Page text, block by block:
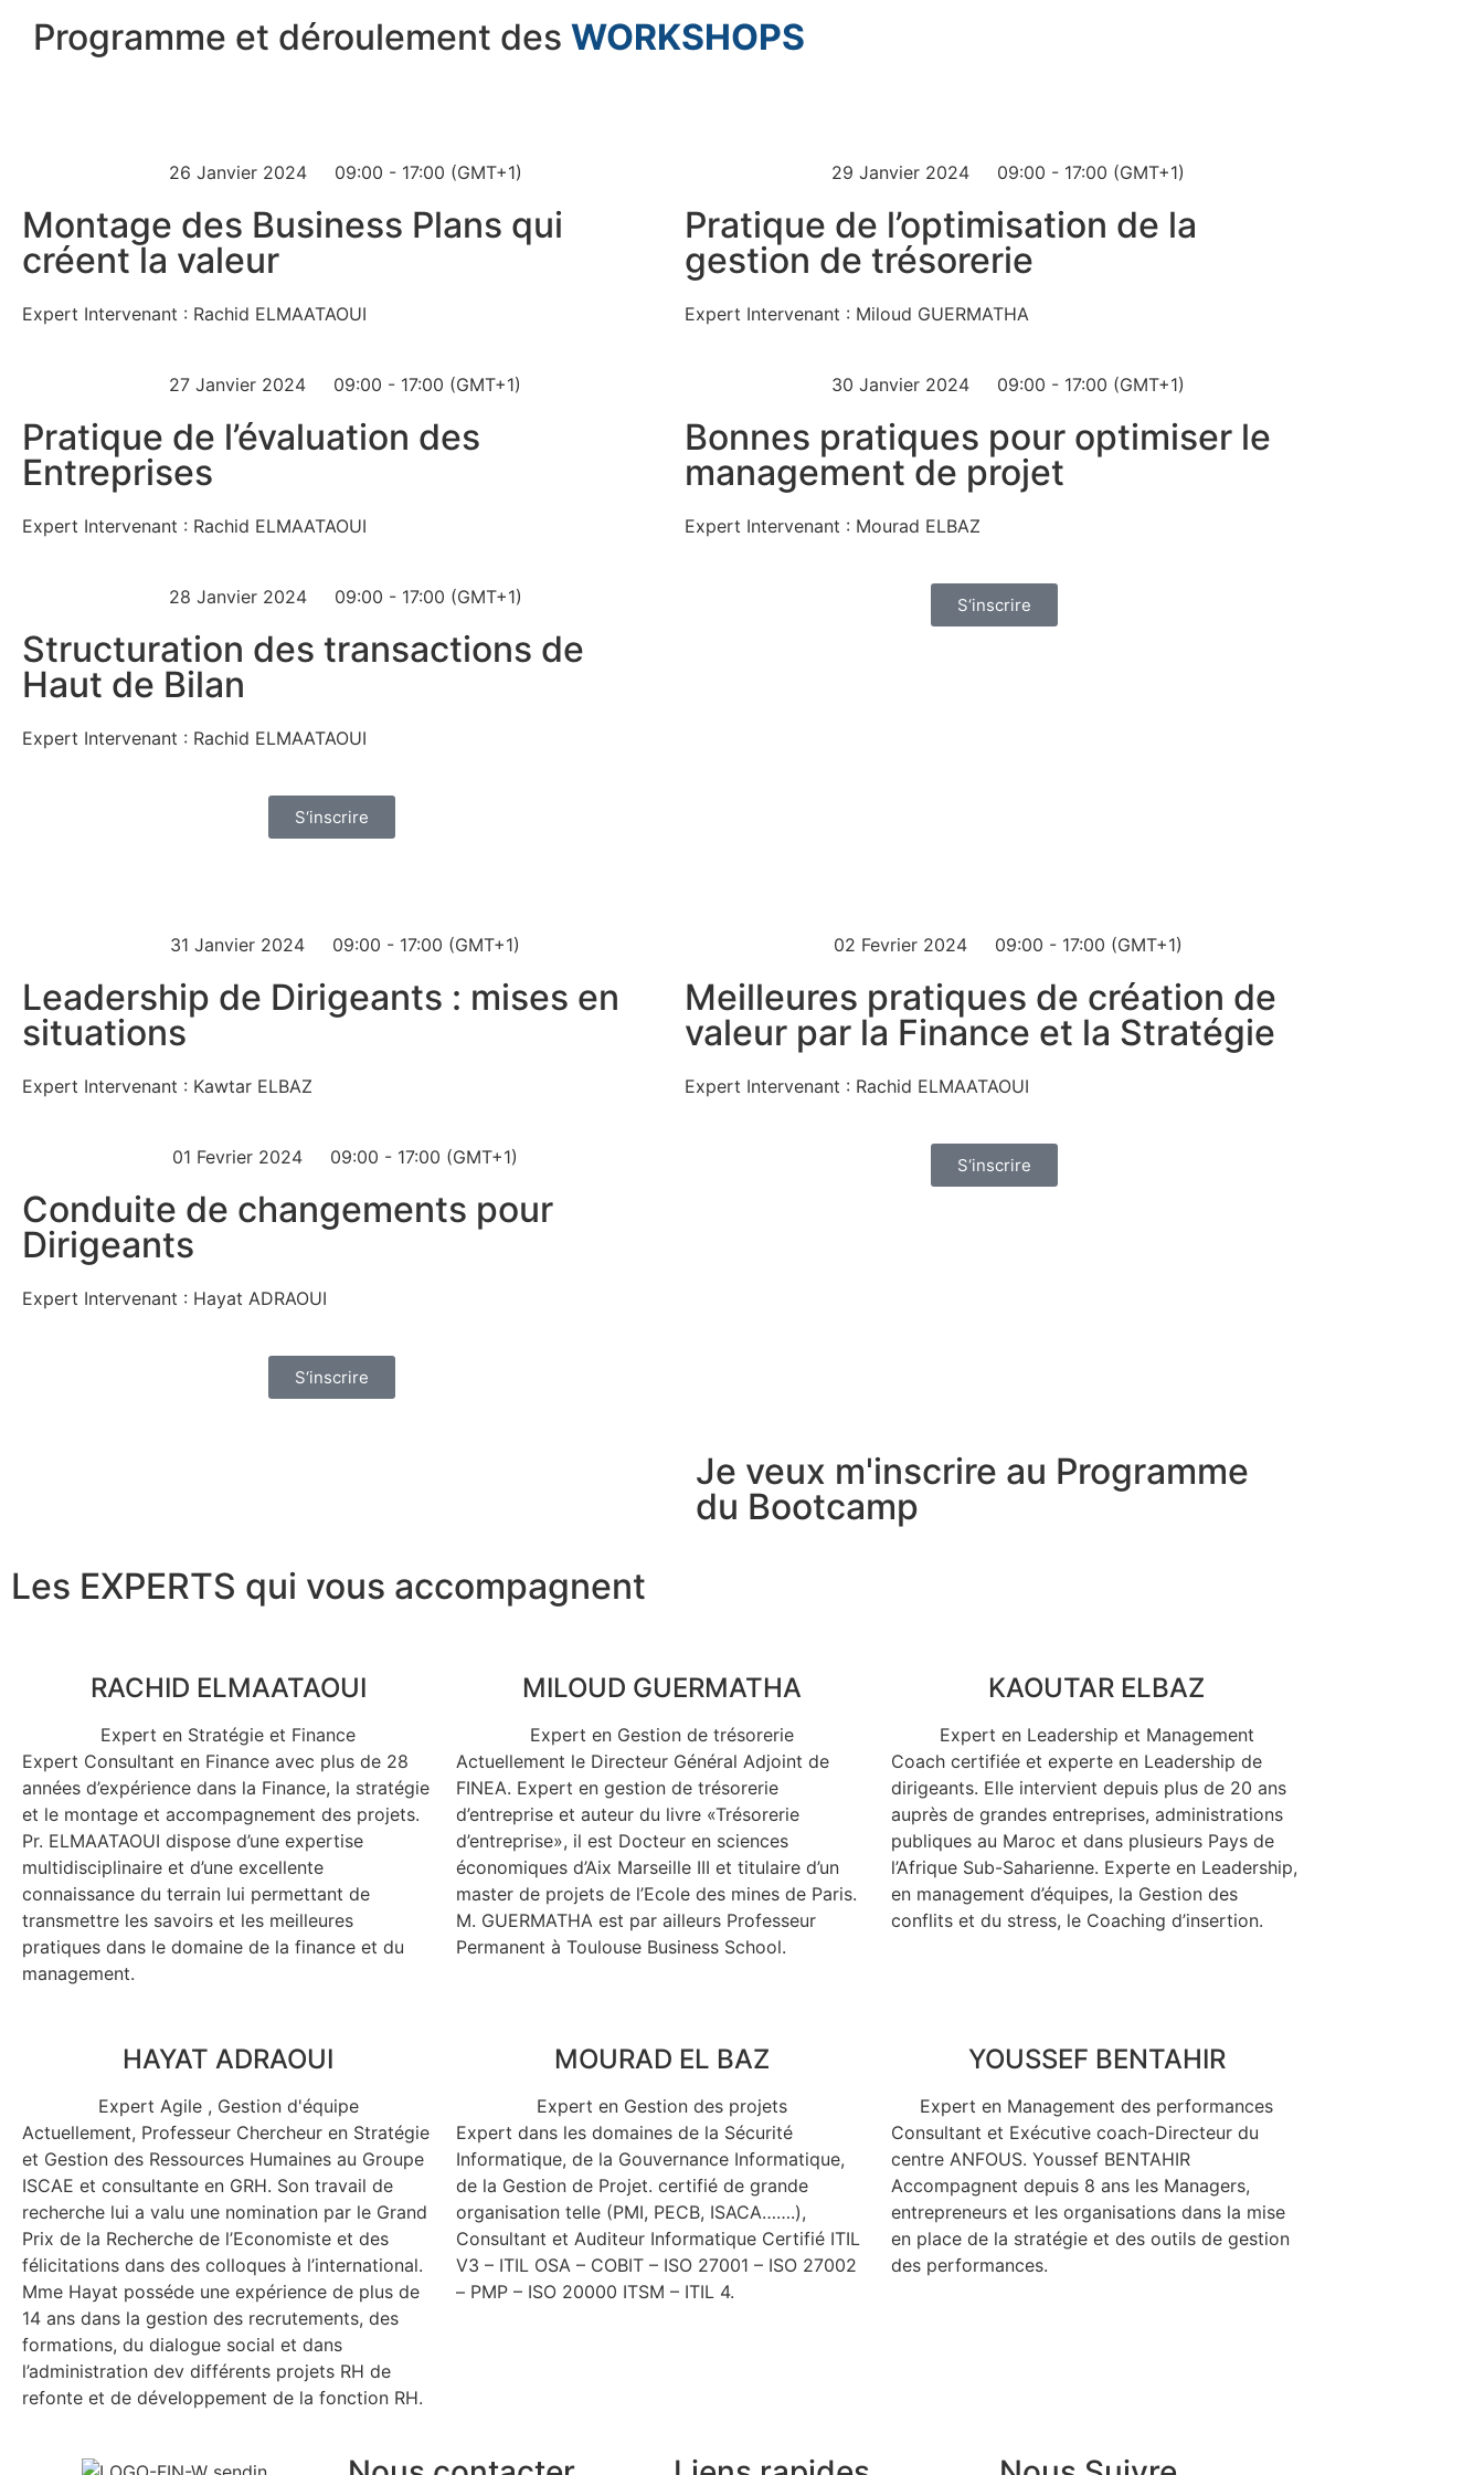
Programme et déroulement des WORKSHOPS
26 Janvier 2024 09:00 - 17:00 (GMT+1)
Montage des Business Plans qui
créent la valeur
Expert Intervenant : Rachid ELMAATAOUI
27 Janvier 2024 09:00 - 17:00 (GMT+1)
Pratique de l’évaluation des
Entreprises
Expert Intervenant : Rachid ELMAATAOUI
28 Janvier 2024 09:00 - 17:00 (GMT+1)
Structuration des transactions de
Haut de Bilan
Expert Intervenant : Rachid ELMAATAOUI
S‘inscrire
29 Janvier 2024 09:00 - 17:00 (GMT+1)
Pratique de l’optimisation de la
gestion de trésorerie
Expert Intervenant : Miloud GUERMATHA
30 Janvier 2024 09:00 - 17:00 (GMT+1)
Bonnes pratiques pour optimiser le
management de projet
Expert Intervenant : Mourad ELBAZ
S‘inscrire
31 Janvier 2024 09:00 - 17:00 (GMT+1)
Leadership de Dirigeants : mises en
situations
Expert Intervenant : Kawtar ELBAZ
01 Fevrier 2024 09:00 - 17:00 (GMT+1)
Conduite de changements pour
Dirigeants
Expert Intervenant : Hayat ADRAOUI
S‘inscrire
02 Fevrier 2024 09:00 - 17:00 (GMT+1)
Meilleures pratiques de création de
valeur par la Finance et la Stratégie
Expert Intervenant : Rachid ELMAATAOUI
S‘inscrire
Je veux m'inscrire au Programme
du Bootcamp
Les EXPERTS qui vous accompagnent
RACHID ELMAATAOUI
Expert en Stratégie et Finance
Expert Consultant en Finance avec plus de 28
années d’expérience dans la Finance, la stratégie
et le montage et accompagnement des projets.
Pr. ELMAATAOUI dispose d’une expertise
multidisciplinaire et d’une excellente
connaissance du terrain lui permettant de
transmettre les savoirs et les meilleures
pratiques dans le domaine de la finance et du
management.
MILOUD GUERMATHA
Expert en Gestion de trésorerie
Actuellement le Directeur Général Adjoint de
FINEA. Expert en gestion de trésorerie
d’entreprise et auteur du livre «Trésorerie
d’entreprise», il est Docteur en sciences
économiques d’Aix Marseille III et titulaire d’un
master de projets de l’Ecole des mines de Paris.
M. GUERMATHA est par ailleurs Professeur
Permanent à Toulouse Business School.
KAOUTAR ELBAZ
Expert en Leadership et Management
Coach certifiée et experte en Leadership de
dirigeants. Elle intervient depuis plus de 20 ans
auprès de grandes entreprises, administrations
publiques au Maroc et dans plusieurs Pays de
l’Afrique Sub-Saharienne. Experte en Leadership,
en management d’équipes, la Gestion des
conflits et du stress, le Coaching d’insertion.
HAYAT ADRAOUI
Expert Agile , Gestion d'équipe
Actuellement, Professeur Chercheur en Stratégie
et Gestion des Ressources Humaines au Groupe
ISCAE et consultante en GRH. Son travail de
recherche lui a valu une nomination par le Grand
Prix de la Recherche de l’Economiste et des
félicitations dans des colloques à l’international.
Mme Hayat posséde une expérience de plus de
14 ans dans la gestion des recrutements, des
formations, du dialogue social et dans
l’administration dev différents projets RH de
refonte et de développement de la fonction RH.
MOURAD EL BAZ
Expert en Gestion des projets
Expert dans les domaines de la Sécurité
Informatique, de la Gouvernance Informatique,
de la Gestion de Projet. certifié de grande
organisation telle (PMI, PECB, ISACA…….),
Consultant et Auditeur Informatique Certifié ITIL
V3 – ITIL OSA – COBIT – ISO 27001 – ISO 27002
– PMP – ISO 20000 ITSM – ITIL 4.
YOUSSEF BENTAHIR
Expert en Management des performances
Consultant et Exécutive coach-Directeur du
centre ANFOUS. Youssef BENTAHIR
Accompagnent depuis 8 ans les Managers,
entrepreneurs et les organisations dans la mise
en place de la stratégie et des outils de gestion
des performances.